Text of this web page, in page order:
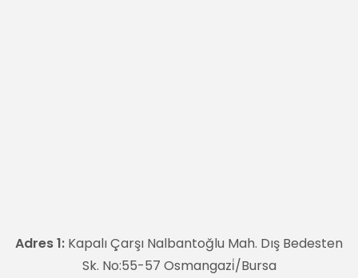
Adres 1: Kapalı Çarşı Nalbantoğlu Mah. Dış Bedesten
Sk. No:55-57 Osmangazi̇/Bursa